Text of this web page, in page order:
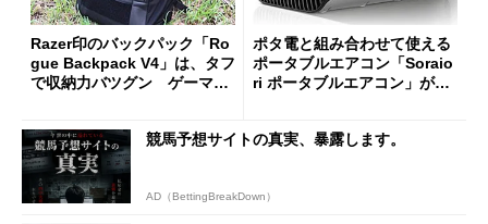
Razer印のバックパック「Ro
gue Backpack V4」は、タフ
で収納力バツグン ゲーマー
ポタ電と組み合わせて使える
ポータブルエアコン「Soraio
ri ポータブルエアコン」がセ
競馬予想サイトの真実、暴露します。
AD（BettingBreakDown）